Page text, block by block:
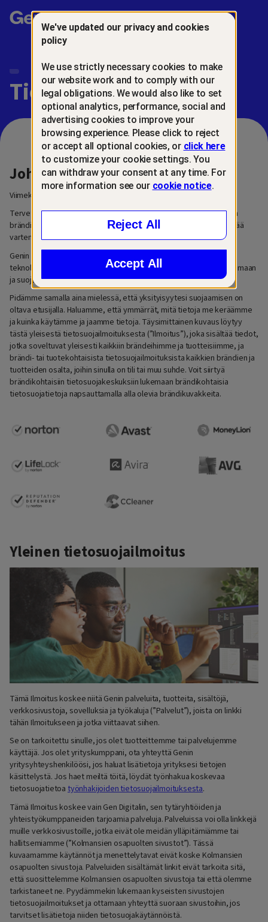
Gen™
Tietosuojakeskus
Johdanto
Viimeksi päivitetty: 6. maaliskuuta 2026
Tervetuloa tietosuojakeskukseemme. Olemme Gen™, luotettujen
brändien perhe, joka on tehty uuden sukupolven digitaalista elämää
varten.
Genin tehtävänä on luoda innovatiivisia ja helppokäyttöisiä
teknologiaratkaisuja, jotka auttavat ihmisiä kasvattamaan, hallitsemaan
ja suojaamaan digitaalista ja taloudellista elämäänsä.
Pidämme samalla aina mielessä, että yksityisyytesi suojaamisen on
oltava etusijalla. Haluamme, että ymmärrät, mitä tietoja me keräämme
ja kuinka käytämme ja jaamme tietoja. Täysimittainen kuvaus löytyy
tästä yleisestä tietosuojailmoituksesta (”Ilmoitus”), joka sisältää tiedot,
jotka soveltuvat yleisesti kaikkiin brändeihimme ja tuotteisiimme, ja
brändi- tai tuotekohtaisista tietosuojailmoituksista kaikkien brändien ja
tuotteiden osalta, joihin sinulla on tili tai muu suhde. Voit siirtyä
brändikohtaisiin tietosuojakeskuksiin lukemaan brändikohtaisia
tietosuojatietoja napsauttamalla alla olevia brändikuvakkeita.
Yleinen tietosuojailmoitus
Tämä Ilmoitus koskee niitä Genin palveluita, tuotteita, sisältöjä,
verkkosivustoja, sovelluksia ja työkaluja (”Palvelut”), joista on linkki
tähän Ilmoitukseen ja jotka viittaavat siihen.
Se on tarkoitettu sinulle, jos olet tuotteittemme tai palvelujemme
käyttäjä. Jos olet yrityskumppani, ota yhteyttä Genin
yritysyhteyshenkilöösi, jos haluat lisätietoja yrityksesi tietojen
käsittelystä. Jos haet meiltä töitä, löydät työnhakua koskevaa
tietosuojatietoa työnhakijoiden tietosuojailmoituksesta.
Tämä Ilmoitus koskee vain Gen Digitalin, sen tytäryhtiöiden ja
yhteistyökumppaneiden tarjoamia palveluja. Palveluissa voi olla linkkejä
muille verkkosivustoille, jotka eivät ole meidän ylläpitämiämme tai
hallitsemiamme (”Kolmansien osapuolten sivustot”). Tässä
kuvaamamme käytännöt ja menettelytavat eivät koske Kolmansien
osapuolten sivustoja. Palveluiden sisältämät linkit eivät tarkoita sitä,
että suosittelemme Kolmansien osapuolten sivustoja tai että olemme
tarkistaneet ne. Pyydämmekin lukemaan kyseisten sivustojen
tietosuojailmoitukset ja ottamaan yhteyttä suoraan sivustoihin, jos
tarvitset lisätietoja niiden tietosuojakäytännöistä.
We've updated our privacy and cookies
policy
We use strictly necessary cookies to make
our website work and to comply with our
legal obligations. We would also like to set
optional analytics, performance, social and
advertising cookies to improve your
browsing experience. Please click to reject
or accept all optional cookies, or click here
to customize your cookie settings. You
can withdraw your consent at any time. For
more information see our cookie notice.
Reject All
Accept All